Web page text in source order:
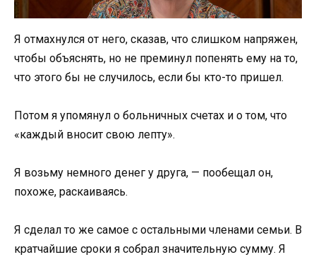
Я отмахнулся от него, сказав, что слишком напряжен,
чтобы объяснять, но не преминул попенять ему на то,
что этого бы не случилось, если бы кто-то пришел.
Потом я упомянул о больничных счетах и о том, что
«каждый вносит свою лепту».
Я возьму немного денег у друга, — пообещал он,
похоже, раскаиваясь.
Я сделал то же самое с остальными членами семьи. В
кратчайшие сроки я собрал значительную сумму. Я